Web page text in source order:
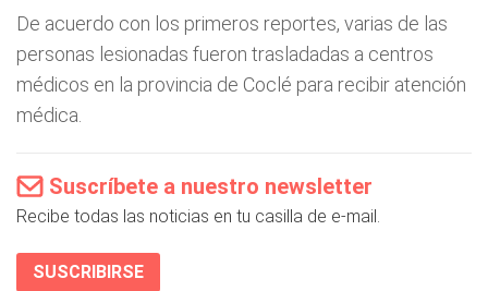
De acuerdo con los primeros reportes, varias de las
personas lesionadas fueron trasladadas a centros
médicos en la provincia de Coclé para recibir atención
médica.
Suscríbete a nuestro newsletter
Recibe todas las noticias en tu casilla de e-mail.
SUSCRIBIRSE